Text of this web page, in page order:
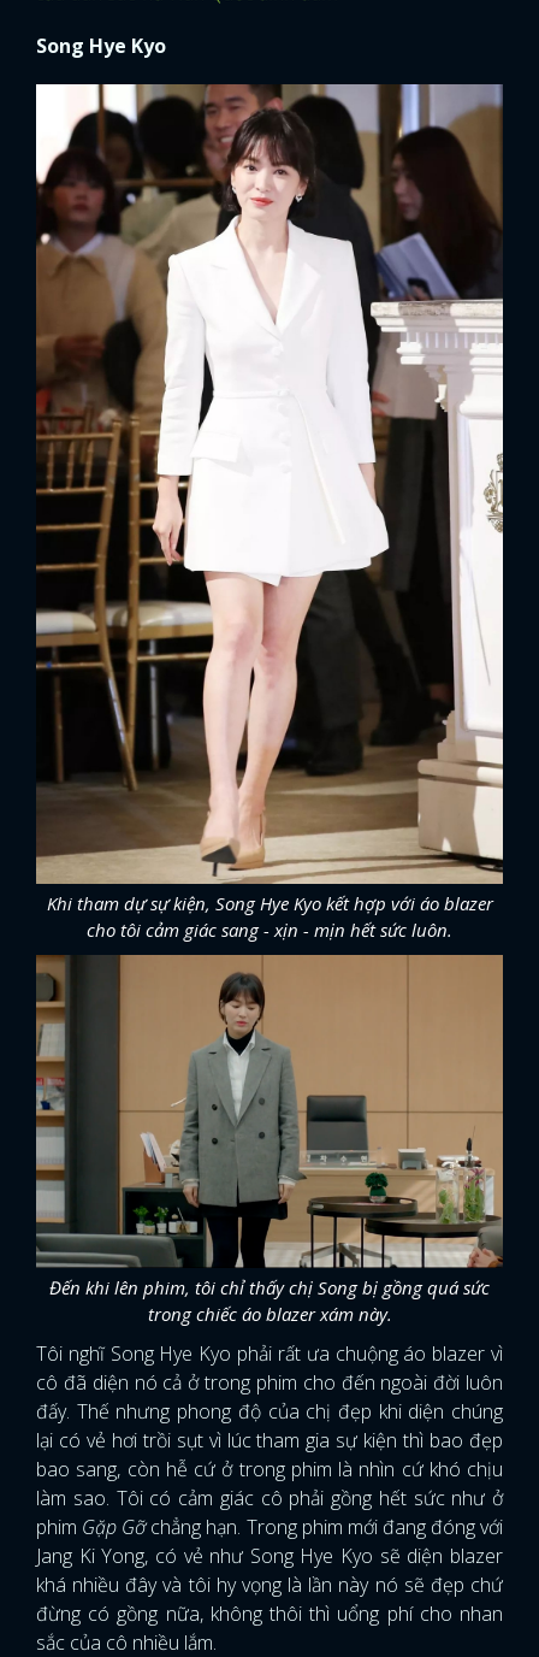
Song Hye Kyo
Khi tham dự sự kiện, Song Hye Kyo kết hợp với áo blazer
cho tôi cảm giác sang - xịn - mịn hết sức luôn.
Đến khi lên phim, tôi chỉ thấy chị Song bị gồng quá sức
trong chiếc áo blazer xám này.
Tôi nghĩ Song Hye Kyo phải rất ưa chuộng áo blazer vì
cô đã diện nó cả ở trong phim cho đến ngoài đời luôn
đấy. Thế nhưng phong độ của chị đẹp khi diện chúng
lại có vẻ hơi trồi sụt vì lúc tham gia sự kiện thì bao đẹp
bao sang, còn hễ cứ ở trong phim là nhìn cứ khó chịu
làm sao. Tôi có cảm giác cô phải gồng hết sức như ở
phim Gặp Gỡchẳng hạn. Trong phim mới đang đóng với
Jang Ki Yong, có vẻ như Song Hye Kyo sẽ diện blazer
khá nhiều đây và tôi hy vọng là lần này nó sẽ đẹp chứ
đừng có gồng nữa, không thôi thì uổng phí cho nhan
sắc của cô nhiều lắm.